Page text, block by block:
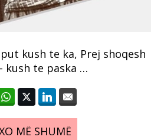
kush te ka, Prej shoqesh
kush te paska …
MË SHUMË